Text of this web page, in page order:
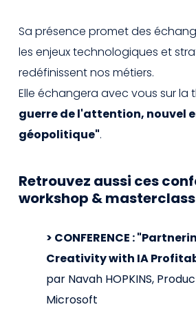
Sa présence promet des
les enjeux technologiques et
redéfinissent nos métiers.
Elle échangera avec vous sur la
guerre de l'attention, nouvel
géopolitique".
Retrouvez aussi ces
workshop & masterclass
> CONFERENCE :
Creativity with IA
par Navah HOPKINS,
Microsoft